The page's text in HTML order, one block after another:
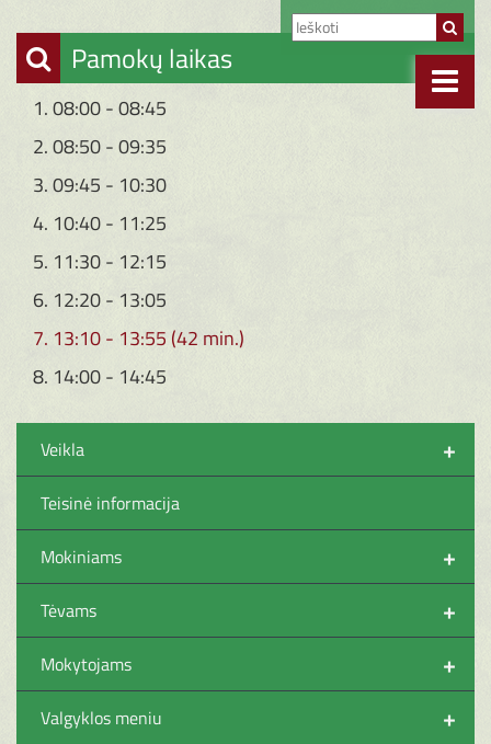
Pamokų laikas
1. 08:00 - 08:45
2. 08:50 - 09:35
3. 09:45 - 10:30
4. 10:40 - 11:25
5. 11:30 - 12:15
6. 12:20 - 13:05
7. 13:10 - 13:55 (42 min.)
8. 14:00 - 14:45
+
Veikla
Teisinė informacija
+
Mokiniams
+
Tėvams
+
Mokytojams
+
Valgyklos meniu